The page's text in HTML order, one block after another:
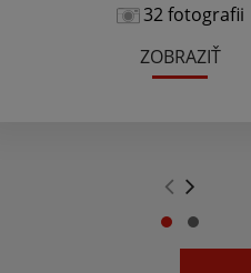
32 fotografii
ZOBRAZIŤ